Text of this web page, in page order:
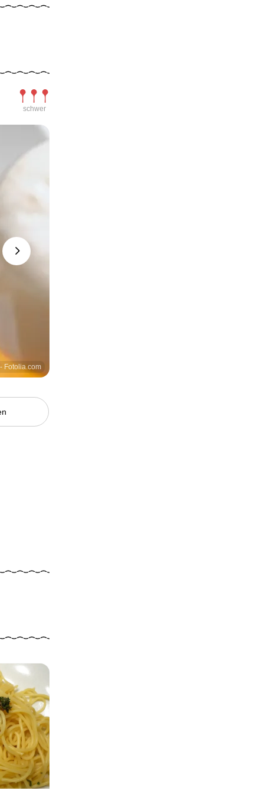
Schwierigkeit
schwer
Fotolia.com
Next